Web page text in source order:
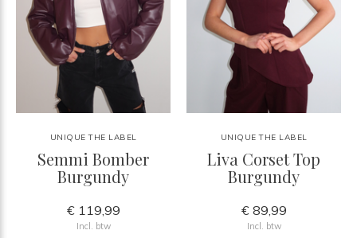
UNIQUE THE LABEL
Semmi Bomber
Burgundy
€ 119,99
Incl. btw
UNIQUE THE LABEL
Liva Corset Top
Burgundy
€ 89,99
Incl. btw